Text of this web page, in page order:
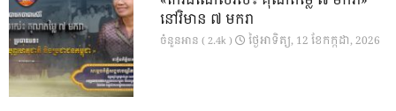
នៅវិមាន ៧ មករា
ចំនួនអាន ( 2.4k ) ថ្ងៃ​អាទិត្យ, 12 ខែ​កក្កដា, 2026